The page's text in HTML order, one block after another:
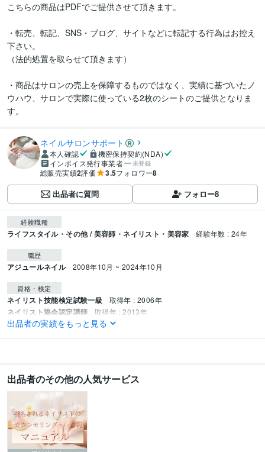
こちらの商品はPDFでご提供させて頂きます。
・転売、転記、SNS・ブログ、サイトなどに転記する行為はお控え
下さい。
（法的処置を取らせて頂きます）
・商品はサロンの売上を保障するものではなく、実績に基づいたノ
ウハウ、サロンで実際に使っている2枚のシートのご提供となりま
す。
ネイルサロンサポート
本人確認
機密保持契約(NDA)
インボイス発行事業者
未登録
総販売実績2評価 3.5フォロワー8
出品者に質問 フォロー8
経験職種
ライフスタイル・その他 / 美容師・ネイリスト・美容家 経験年数 : 24年
職歴
アジュールネイル 2008年10月 ~ 2024年10月
資格・検定
ネイリスト技能検定試験一級 取得年 : 2006年
ネイリスト協会認定講師 取得年 : 2013年
バイオスカルプチュアジェル上級エデュケーター
ネイル スクール
出品者の実績をもっと見る
出品者のその他の人気サービス